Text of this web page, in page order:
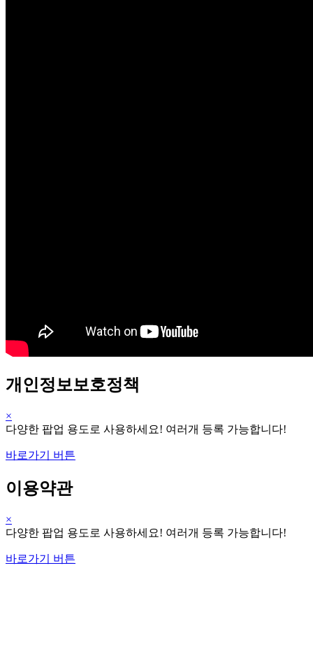
개인정보보호정책
×
다양한 팝업 용도로 사용하세요! 여러개 등록 가능합니다!
바로가기 버튼
이용약관
×
다양한 팝업 용도로 사용하세요! 여러개 등록 가능합니다!
바로가기 버튼